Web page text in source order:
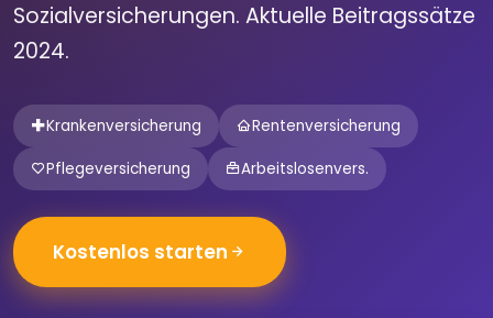
Sozialversicherungen. Aktuelle Beitragssätze
2024.
Krankenversicherung Rentenversicherung
Pflegeversicherung Arbeitslosenvers.
Kostenlos starten